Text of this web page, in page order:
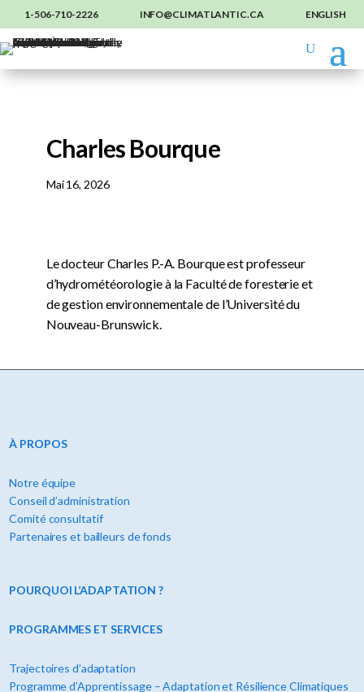
1-506-710-2226 INFO@CLIMATLANTIC.CA ENGLISH
Charles Bourque
Mai 16, 2026
Le docteur Charles P.-A. Bourque est professeur
d’hydrométéorologie à la Faculté de foresterie et
de gestion environnementale de l’Université du
Nouveau-Brunswick.
À PROPOS
Notre équipe
Conseil d’administration
Comité consultatif
Partenaires et bailleurs de fonds
POURQUOI L’ADAPTATION ?
PROGRAMMES ET SERVICES
Trajectoires d’adaptation
Programme d’Apprentissage – Adaptation et Résilience Climatiques